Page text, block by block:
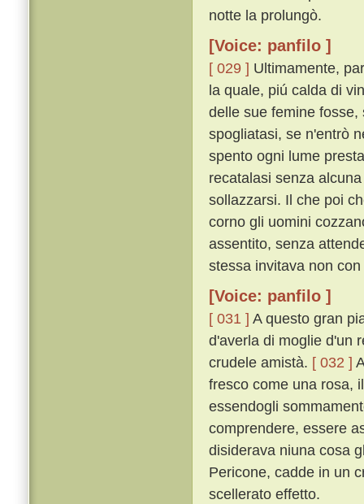
notte la prolungò.
[Voice: panfilo ]
[ 029 ] Ultimamente,
la quale, piú calda di
delle sue femine
spogliatasi, se n'entrò
spento ogni lume
recatalasi senza
sollazzarsi. Il che poi
corno gli uomini
assentito, senza
stessa invitava non
[Voice: panfilo ]
[ 031 ] A questo gran
d'averla di moglie d'un
crudele amistà. [ 032 ]
fresco come una rosa,
essendogli
comprendere, essere
disiderava niuna cosa
Pericone, cadde in un
scellerato effetto.